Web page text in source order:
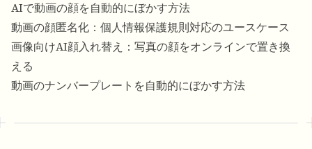
AIで動画の顔を自動的にぼかす方法
動画の顔匿名化：個人情報保護規則対応のユースケース
画像向けAI顔入れ替え：写真の顔をオンラインで置き換
える
動画のナンバープレートを自動的にぼかす方法